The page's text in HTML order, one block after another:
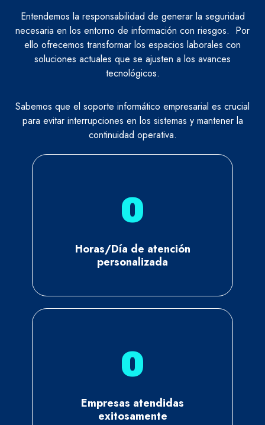
Entendemos la responsabilidad de generar la seguridad
necesaria en los entorno de información con riesgos. Por
ello ofrecemos transformar los espacios laborales con
soluciones actuales que se ajusten a los avances
tecnológicos.
Sabemos que el soporte informático empresarial es crucial
para evitar interrupciones en los sistemas y mantener la
continuidad operativa.
0
Horas/Día de atención
personalizada
0
Empresas atendidas
exitosamente